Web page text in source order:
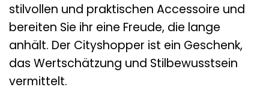
stilvollen und praktischen Accessoire und
bereiten Sie ihr eine Freude, die lange
anhält. Der Cityshopper ist ein Geschenk,
das Wertschätzung und Stilbewusstsein
vermittelt.